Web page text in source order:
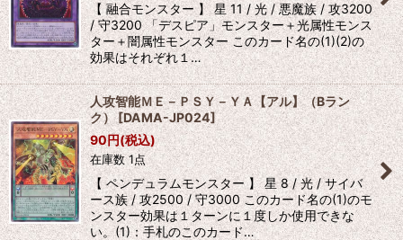
【 融合モンスター 】 星 11 / 光 / 悪魔族 / 攻3200
/ 守3200 「デスピア」モンスター＋光属性モンス
ター＋闇属性モンスター このカード名の(1)(2)の
効果はそれぞれ１…
人攻智能ＭＥ－ＰＳＹ－ＹＡ【アル】（Bラン
ク）[DAMA-JP024]
90円(税込)
在庫数 1点
【 ペンデュラムモンスター 】 星 8 / 光 / サイバ
ース族 / 攻2500 / 守3000 このカード名の(1)のモ
ンスター効果は１ターンに１度しか使用できな
い。(1)：手札のこのカード…